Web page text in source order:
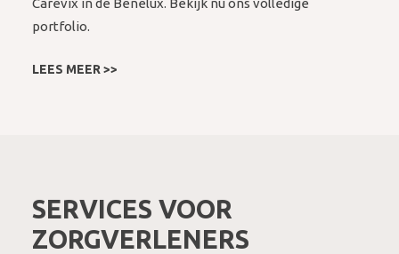
Carevix in de Benelux. Bekijk nu ons volledige
portfolio.
LEES MEER >>
SERVICES VOOR
ZORGVERLENERS